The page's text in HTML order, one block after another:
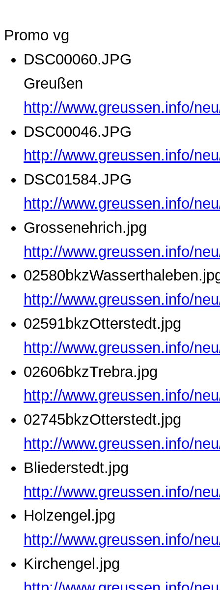
Promo vg
DSC00060.JPG
Greußen
http://www.greussen.info/
DSC00046.JPG
http://www.greussen.info/
DSC01584.JPG
http://www.greussen.info/
Grossenehrich.jpg
http://www.greussen.info/
http://www.greussen.info/
02591bkzOtterstedt.jpg
http://www.greussen.info/
02606bkzTrebra.jpg
http://www.greussen.info/
02745bkzOtterstedt.jpg
http://www.greussen.info/
Bliederstedt.jpg
http://www.greussen.info/
Holzengel.jpg
http://www.greussen.info/
Kirchengel.jpg